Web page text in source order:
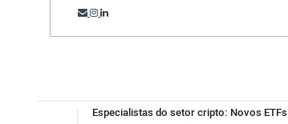
Especialistas do setor cripto: Novos ETFs